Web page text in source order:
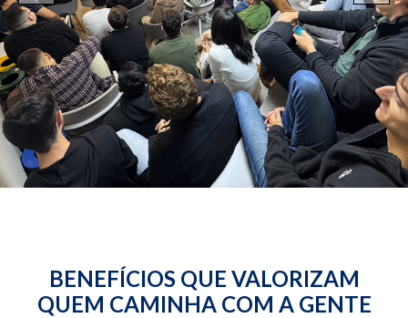
BENEFÍCIOS QUE VALORIZAM
QUEM CAMINHA COM A GENTE